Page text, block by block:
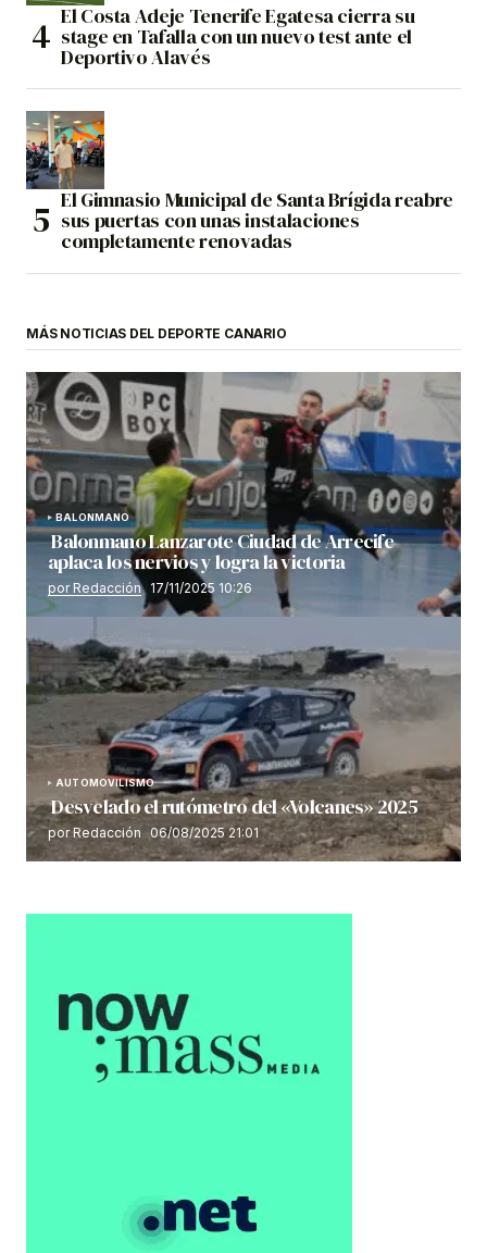
El Costa Adeje Tenerife Egatesa cierra su
stage en Tafalla con un nuevo test ante el
Deportivo Alavés
El Gimnasio Municipal de Santa Brígida reabre
sus puertas con unas instalaciones
completamente renovadas
MÁS NOTICIAS DEL DEPORTE CANARIO
BALONMANO
Balonmano Lanzarote Ciudad de Arrecife
aplaca los nervios y logra la victoria
por Redacción 17/11/2025 10:26
AUTOMOVILISMO
Desvelado el rutómetro del «Volcanes» 2025
por Redacción 06/08/2025 21:01